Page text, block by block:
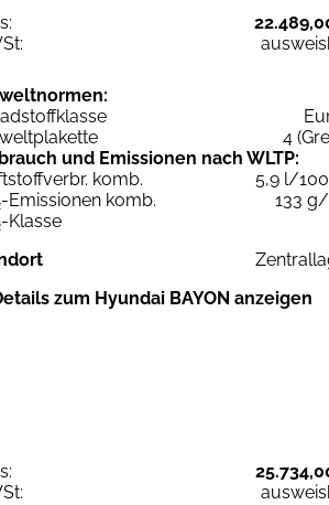
4
und Emissionen nach WLTP:
komb.
5,9 l/
-Emissionen komb.
133
-Klasse
zum Hyundai BAYON anzeigen